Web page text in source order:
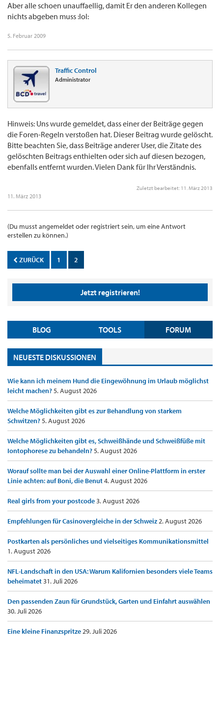
Aber alle schoen unauffaellig, damit Er den anderen Kollegen
nichts abgeben muss :lol:
5. Februar 2009
Traffic Control
Administrator
Hinweis: Uns wurde gemeldet, dass einer der Beiträge gegen
die Foren-Regeln verstoßen hat. Dieser Beitrag wurde gelöscht.
Bitte beachten Sie, dass Beiträge anderer User, die Zitate des
gelöschten Beitrags enthielten oder sich auf diesen bezogen,
ebenfalls entfernt wurden. Vielen Dank für Ihr Verständnis.
Zuletzt bearbeitet: 11. März 2013
11. März 2013
(Du musst angemeldet oder registriert sein, um eine Antwort
erstellen zu können.)
ZURÜCK 1 2
Jetzt registrieren!
BLOG TOOLS FORUM
NEUESTE DISKUSSIONEN
Wie kann ich meinem Hund die Eingewöhnung im Urlaub möglichst
leicht machen?5. August 2026
Welche Möglichkeiten gibt es zur Behandlung von starkem
Schwitzen?5. August 2026
Welche Möglichkeiten gibt es, Schweißhände und Schweißfüße mit
Iontophorese zu behandeln?5. August 2026
Worauf sollte man bei der Auswahl einer Online-Plattform in erster
Linie achten: auf Boni, die Benut4. August 2026
Real girls from your postcode3. August 2026
Empfehlungen für Casinovergleiche in der Schweiz2. August 2026
Postkarten als persönliches und vielseitiges Kommunikationsmittel
1. August 2026
NFL-Landschaft in den USA: Warum Kalifornien besonders viele Teams
beheimatet31. Juli 2026
Den passenden Zaun für Grundstück, Garten und Einfahrt auswählen
30. Juli 2026
Eine kleine Finanzspritze29. Juli 2026